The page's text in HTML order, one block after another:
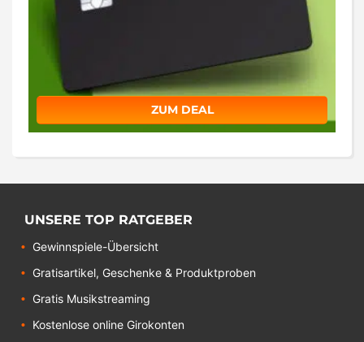
ZUM DEAL
UNSERE TOP RATGEBER
Gewinnspiele-Übersicht
Gratisartikel, Geschenke & Produktproben
Gratis Musikstreaming
Kostenlose online Girokonten